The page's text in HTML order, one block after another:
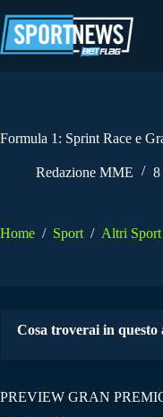
al
contenuto
Formula 1: Sprint Race e
Redazione MME 8
Home / Sport / Altri Sport
Cosa troverai in questo
PREVIEW GRAN